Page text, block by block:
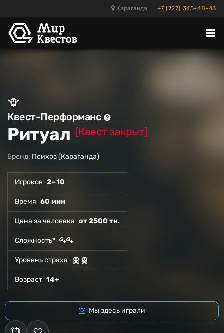
Караганда +7 (727) 345-48-43
Квест-Перформанс
Ритуал [Квест закрыт]
Бренд: Психоз (Караганда)
Игроков 2 – 10
Время 60 мин
Цена за человека от 2500 тн.
Сложность*
Уровень страха
Возраст 14+
Мы здесь играли